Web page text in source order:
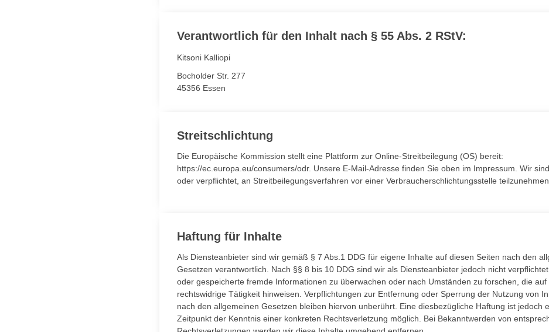
Verantwortlich für den Inhalt nach § 55 Abs. 2 RStV:
Kitsoni Kalliopi
Bocholder Str. 277
45356 Essen
Streitschlichtung
Die Europäische Kommission stellt eine Plattform zur Online-Streitbeilegung (OS) bereit:
https://ec.europa.eu/consumers/odr. Unsere E-Mail-Adresse finden Sie oben im Impressum. Wir
oder verpflichtet, an Streitbeilegungsverfahren vor einer Verbraucherschlichtungsstelle teilzunehmen.
Haftung für Inhalte
Als Diensteanbieter sind wir gemäß § 7 Abs.1 DDG für eigene Inhalte auf diesen Seiten nach den
Gesetzen verantwortlich. Nach §§ 8 bis 10 DDG sind wir als Diensteanbieter jedoch nicht
oder gespeicherte fremde Informationen zu überwachen oder nach Umständen zu forschen, die auf
rechtswidrige Tätigkeit hinweisen. Verpflichtungen zur Entfernung oder Sperrung der Nutzung von
nach den allgemeinen Gesetzen bleiben hiervon unberührt. Eine diesbezügliche Haftung ist jedoch
Zeitpunkt der Kenntnis einer konkreten Rechtsverletzung möglich. Bei Bekanntwerden von